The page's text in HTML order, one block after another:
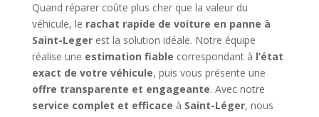
Quand réparer coûte plus cher que la valeur du
véhicule, le rachat rapide de voiture en panne à
Saint-Legerest la solution idéale. Notre équipe
réalise une estimation fiable correspondant à l’état
exact de votre véhicule, puis vous présente une
offre transparente et engageante. Avec notre
service complet et efficace à Saint-Léger, nous